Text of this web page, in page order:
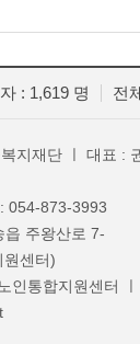
전
: 1,619 명
지재단 ㅣ 대표 :
054-873-3993
읍 주왕산로 7-
원센터)
인통합지원센터